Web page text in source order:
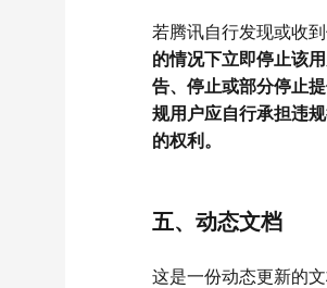
若腾讯自行发现或收
的情况下立即停止该
告、停止或部分停止
规用户应自行承担违
的权利。
五、动态文档
这是一份动态更新的